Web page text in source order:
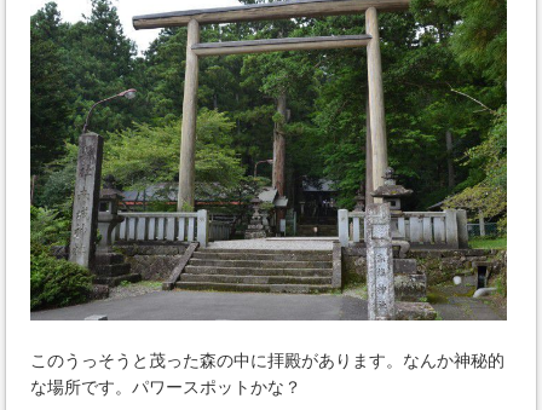
このうっそうと茂った森の中に拝殿があります。なんか神秘的
な場所です。パワースポットかな？